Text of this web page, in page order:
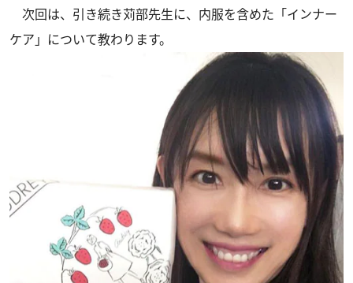
次回は、引き続き苅部先生に、内服を含めた「インナー
ケア」について教わります。